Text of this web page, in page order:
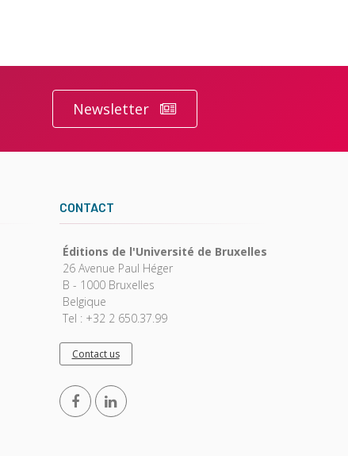
Newsletter
CONTACT
Éditions de l'Université de Bruxelles
26 Avenue Paul Héger
B - 1000 Bruxelles
Belgique
Tel : +32 2 650.37.99
Contact us